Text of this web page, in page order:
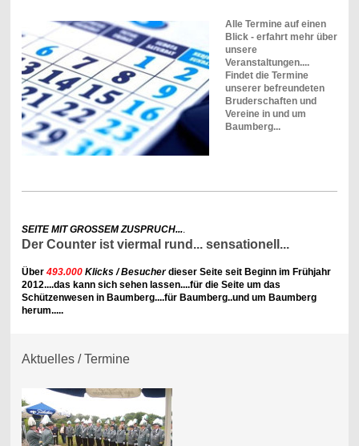
Alle Termine auf einen
Blick - erfahrt mehr über
unsere
Veranstaltungen....
Findet die Termine
unserer befreundeten
Bruderschaften und
Vereine in und um
Baumberg...
SEITE MIT GROSSEM ZUSPRUCH....
Der Counter ist viermal rund... sensationell...
Über 493.000 Klicks / Besucherdieser Seite seit Beginn im Frühjahr
2012....das kann sich sehen lassen....für die Seite um das
Schützenwesen in Baumberg....für Baumberg..und um Baumberg
herum.....
Aktuelles / Termine